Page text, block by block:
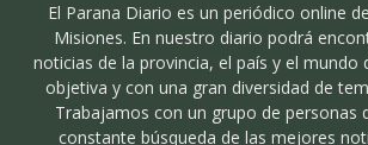
El Parana Diario es un periódico online
Misiones. En nuestro diario podrá
noticias de la provincia, el país y el mundo
objetiva y con una gran diversidad de
Trabajamos con un grupo de personas
constante búsqueda de las mejores